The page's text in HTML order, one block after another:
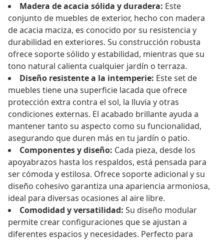
Madera de acacia sólida y duradera: Este
conjunto de muebles de exterior, hecho con madera
de acacia maciza, es conocido por su resistencia y
durabilidad en exteriores. Su construcción robusta
ofrece soporte sólido y estabilidad, mientras que su
tono natural calienta cualquier jardín o terraza.
Diseño resistente a la intemperie: Este set de
muebles tiene una superficie lacada que ofrece
protección extra contra el sol, la lluvia y otras
condiciones externas. El acabado brillante ayuda a
mantener tanto su aspecto como su funcionalidad,
asegurando que duren más en tu jardín o patio.
Componentes y diseño: Cada pieza, desde los
apoyabrazos hasta los respaldos, está pensada para
ser cómoda y estilosa. Ofrece soporte adicional y su
diseño cohesivo garantiza una apariencia armoniosa,
ideal para diversas ocasiones al aire libre.
Comodidad y versatilidad: Su diseño modular
permite crear configuraciones que se ajustan a
diferentes espacios y necesidades. Perfecto para